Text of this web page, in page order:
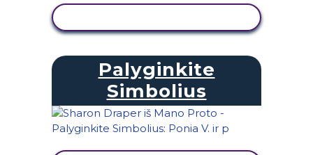
Palyginkite
Simbolius